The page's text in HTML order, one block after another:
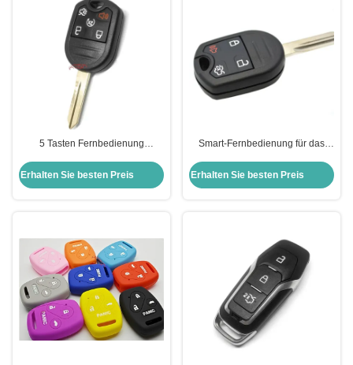
5 Tasten Fernbedienung
Smart Fernbedienung Auto
Schlüssel für Ford
Erhalten Sie besten Preis
Smart-Fernbedienung für das
Fernbedienung 433MHZ für Ford
Erhalten Sie besten Preis